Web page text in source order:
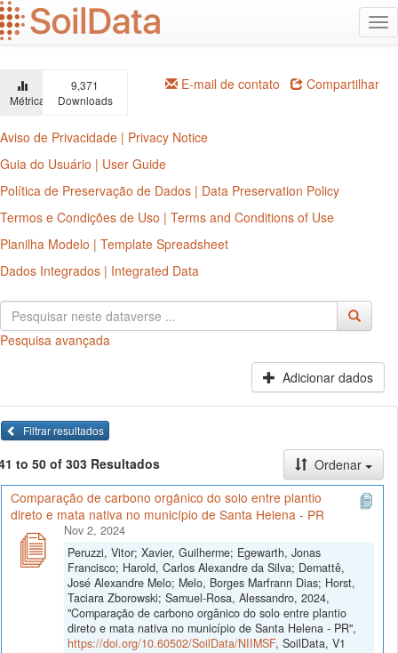
Ir
para
o
principal
Métricas
9,371
Downloads
E-mail de contato Compartilhar
Aviso de Privacidade | Privacy Notice
Guia do Usuário | User Guide
Política de Preservação de Dados | Data Preservation Policy
Termos e Condições de Uso | Terms and Conditions of Use
Planilha Modelo | Template Spreadsheet
Dados Integrados | Integrated Data
Pesquisa avançada
Adicionar dados
Filtrar resultados
to 50 of 303 Resultados
Ordenar
Comparação de carbono orgânico do solo entre plantio
direto e mata nativa no município de Santa Helena - PR
Nov 2, 2024
Peruzzi, Vitor; Xavier, Guilherme; Egewarth, Jonas
Francisco; Harold, Carlos Alexandre da Silva; Demattê,
José Alexandre Melo; Melo, Borges Marfrann Dias; Horst,
Taciara Zborowski; Samuel-Rosa, Alessandro, 2024,
"Comparação de carbono orgânico do solo entre plantio
direto e mata nativa no município de Santa Helena - PR",
https://doi.org/10.60502/SoilData/NIIMSF, SoilData, V1